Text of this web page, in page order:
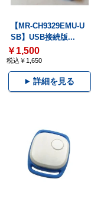
【MR-CH9329EMU-U
SB】USB接続版...
￥1,500
税込￥1,650
詳細を見る